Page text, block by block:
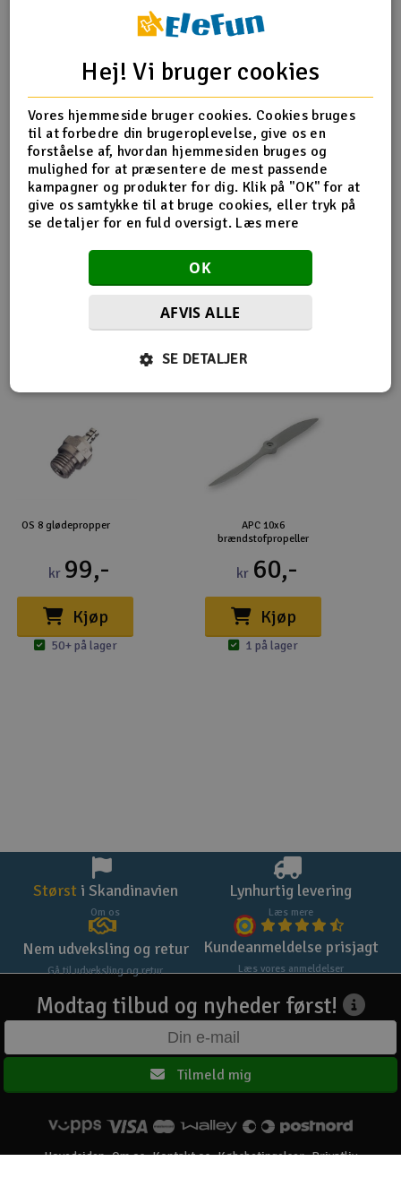
Radio udstyr
Raketter
Scooter & elkøretøj
Slot racing
Smarthjem, leg og hobby
Solenergi
Værktøj, udstyr og tilbehør
Produktinfo Tip din ven Anmeldelser
Produkt information
APC 10 * 9
Flere så også med
OS 8 glødepropper
kr 99,-
Kjøp
50+ på lager
APC 10x6
brændstofpropeller
kr 60,-
Kjøp
1 på lager
Størst i Skandinavien
Om os
Lynhurtig levering
Læs mere
Nem udveksling og retur
Gå til udveksling og retur
Kundeanmeldelse prisjagt
Læs vores anmeldelser
Modtag tilbud og nyheder først!
Tilmeld mig
Hovedsiden Om os Kontakt os Købsbetingelser Privatliv
Hej! Vi bruger cookies
Vores hjemmeside bruger cookies. Cookies bruges
til at forbedre din brugeroplevelse, give os en
forståelse af, hvordan hjemmesiden bruges og
mulighed for at præsentere de mest passende
kampagner og produkter for dig. Klik på "OK" for at
give os samtykke til at bruge cookies, eller tryk på
se detaljer for en fuld oversigt. Læs mere
OK
AFVIS ALLE
SE DETALJER